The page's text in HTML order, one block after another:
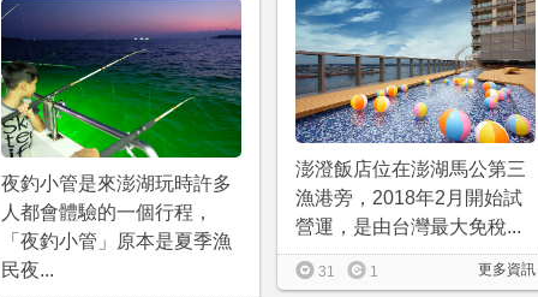
澎澄飯店位在澎湖馬公第三
漁港旁，2018年2月開始試
營運，是由台灣最大免稅...
更多資訊
31 1
夜釣小管是來澎湖玩時許多
人都會體驗的一個行程，
「夜釣小管」原本是夏季漁
民夜...